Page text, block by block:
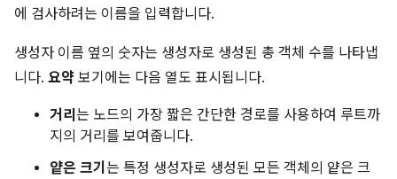
에 검사하려는 이름을 입력합니다.
생성자 이름 옆의 숫자는 생성자로 생성된 총 객체 수를 나타냅
니다. 요약 보기에는 다음 열도 표시됩니다.
거리 는 노드의 가장 짧은 간단한 경로를 사용하여 루트까
지의 거리를 보여줍니다.
얕은 크기 는 특정 생성자로 생성된 모든 객체의 얕은 크